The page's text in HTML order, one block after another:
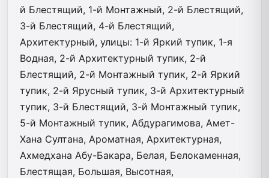
й Блестящий, 1-й Монтажный, 2-й Блестящий,
3-й Блестящий, 4-й Блестящий,
Архитектурный, улицы: 1-й Яркий тупик, 1-я
Водная, 2-й Архитектурный тупик, 2-й
Блестящий, 2-й Монтажный тупик, 2-й Яркий
тупик, 2-й Ярусный тупик, 3-й Архитектурный
тупик, 3-й Блестящий, 3-й Монтажный тупик,
5-й Монтажный тупик, Абдурагимова, Амет-
Хана Султана, Ароматная, Архитектурная,
Ахмедхана Абу-Бакара, Белая, Белокаменная,
Блестящая, Большая, Высотная,